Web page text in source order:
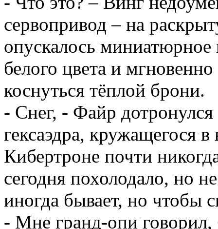
сервопривод – на
опускалось миниатюрное
белого цвета и
коснуться тёплой брони.
- Снег, - Файр
гексаэдра, кружащегося
Кибертроне почти
сегодня похолодало, но
иногда бывает, но чтобы
- Мне гранд-опи говорил,